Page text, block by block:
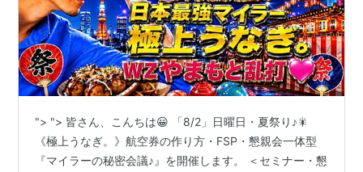
"> "> 皆さん、こんちは😀 「8/2」日曜日・夏祭り♪🎇
《極上うなぎ。》航空券の作り方・FSP・懇親会一体型
『マイラーの秘密会議♪』を開催します。 ＜セミナー・懇